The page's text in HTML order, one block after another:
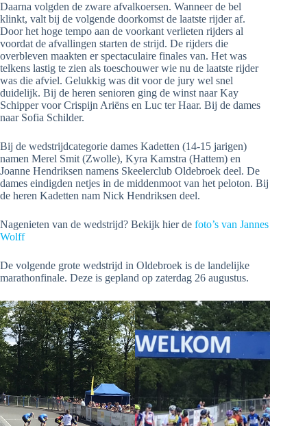
Daarna volgden de zware afvalkoersen. Wanneer de bel
klinkt, valt bij de volgende doorkomst de laatste rijder af.
Door het hoge tempo aan de voorkant verlieten rijders al
voordat de afvallingen starten de strijd. De rijders die
overbleven maakten er spectaculaire finales van. Het was
telkens lastig te zien als toeschouwer wie nu de laatste rijder
was die afviel. Gelukkig was dit voor de jury wel snel
duidelijk. Bij de heren senioren ging de winst naar Kay
Schipper voor Crispijn Ariëns en Luc ter Haar. Bij de dames
naar Sofia Schilder.
Bij de wedstrijdcategorie dames Kadetten (14-15 jarigen)
namen Merel Smit (Zwolle), Kyra Kamstra (Hattem) en
Joanne Hendriksen namens Skeelerclub Oldebroek deel. De
dames eindigden netjes in de middenmoot van het peloton. Bij
de heren Kadetten nam Nick Hendriksen deel.
Nagenieten van de wedstrijd? Bekijk hier de foto’s van Jannes
Wolff
De volgende grote wedstrijd in Oldebroek is de landelijke
marathonfinale. Deze is gepland op zaterdag 26 augustus.